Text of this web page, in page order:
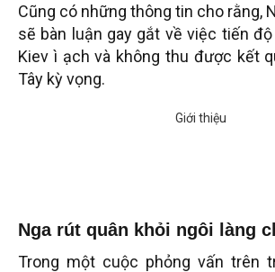
Cũng có những thông tin cho rằng,
sẽ bàn luận gay gắt về việc tiến
Kiev ì ạch và không thu được kết
Tây kỳ vọng.
Nga rút quân khỏi ngôi làng
Trong một cuộc phỏng vấn trên